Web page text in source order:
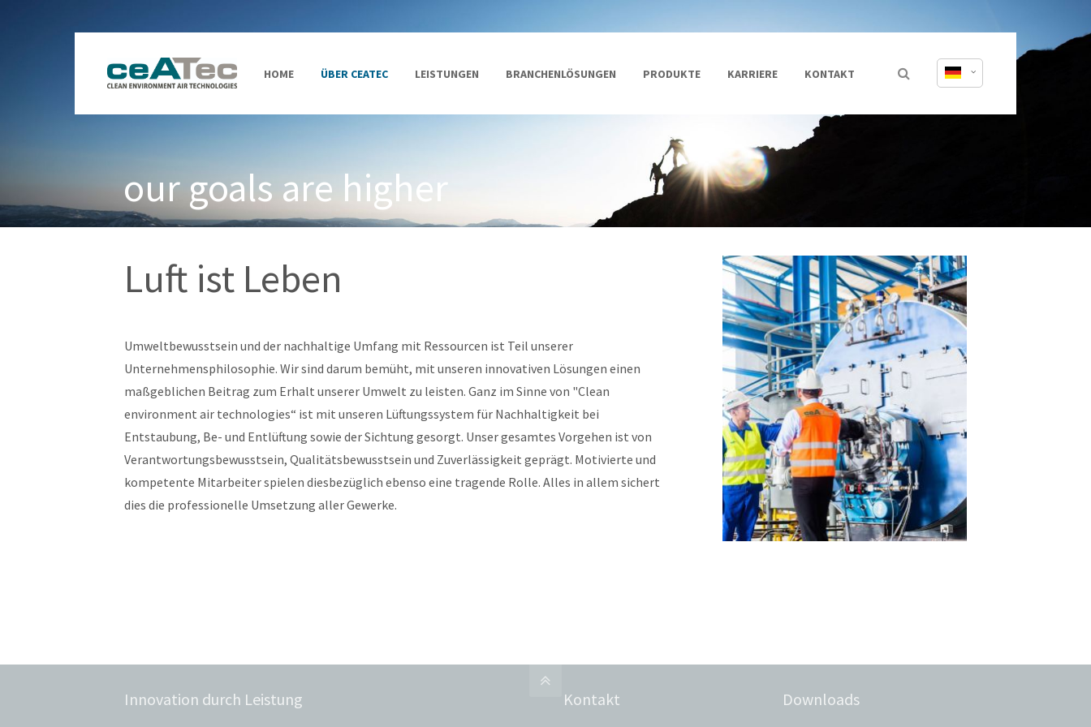
HOME ÜBER CEATEC LEISTUNGEN BRANCHENLÖSUNGEN PRODUKTE KARRIERE KONTAKT
our goals are higher
Luft ist Leben
Umweltbewusstsein und der nachhaltige Umfang mit Ressourcen ist Teil unserer
Unternehmensphilosophie. Wir sind darum bemüht, mit unseren innovativen Lösungen einen
maßgeblichen Beitrag zum Erhalt unserer Umwelt zu leisten. Ganz im Sinne von "Clean
environment air technologies“ ist mit unseren Lüftungssystem für Nachhaltigkeit bei
Entstaubung, Be- und Entlüftung sowie der Sichtung gesorgt. Unser gesamtes Vorgehen ist von
Verantwortungsbewusstsein, Qualitätsbewusstsein und Zuverlässigkeit geprägt. Motivierte und
kompetente Mitarbeiter spielen diesbezüglich ebenso eine tragende Rolle. Alles in allem sichert
dies die professionelle Umsetzung aller Gewerke.
Innovation durch Leistung Kontakt Downloads